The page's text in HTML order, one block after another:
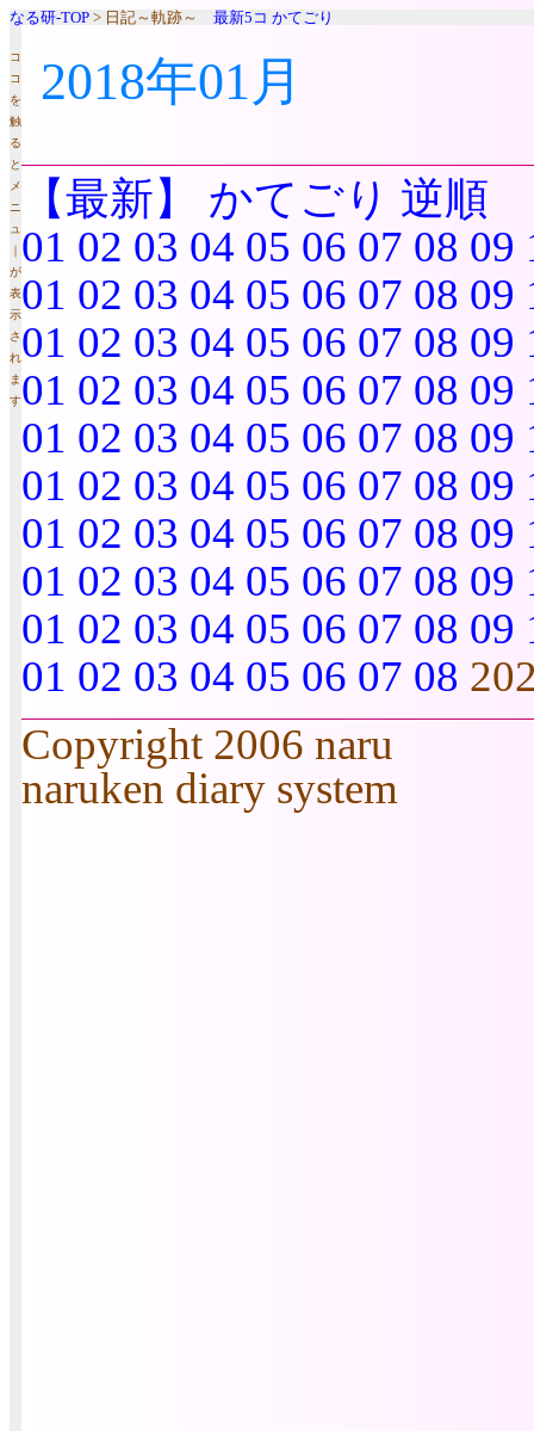
なる研-TOP > 日記～軌跡～ 最新5コ かてごり
コ
コ
を
触
る
と
メ
ニ
ュ
｜
が
表
示
さ
れ
ま
す
2018年01月
【最新】 かてごり 逆順
01 02 03 04 05 06 07 08 09
01 02 03 04 05 06 07 08 09
01 02 03 04 05 06 07 08 09
01 02 03 04 05 06 07 08 09
01 02 03 04 05 06 07 08 09
01 02 03 04 05 06 07 08 09
01 02 03 04 05 06 07 08 09
01 02 03 04 05 06 07 08 09
01 02 03 04 05 06 07 08 09
01 02 03 04 05 06 07 08
Copyright 2006 naru
naruken diary system